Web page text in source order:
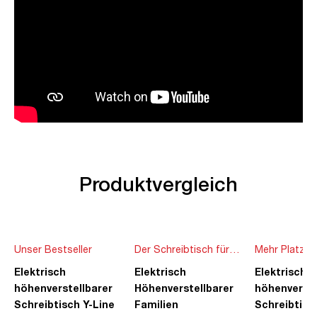
Produktvergleich
Unser Bestseller
Elektrisch
höhenverstellbarer
Schreibtisch Y-Line
Der Schreibtisch für
die ganze Familie
Elektrisch
Höhenverstellbarer
Familien
Mehr Platz
Ideen
Elektrisch